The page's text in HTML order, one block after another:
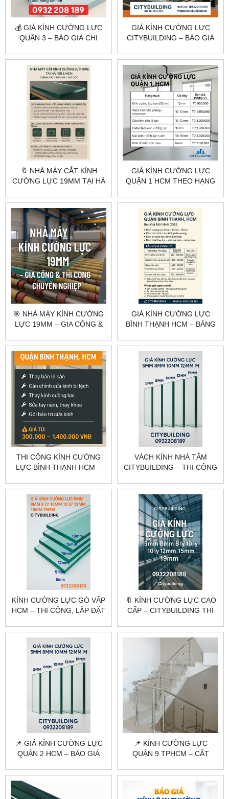
💰 GIÁ KÍNH CƯỜNG LỰC
QUẬN 3 – BÁO GIÁ CHI
GIÁ KÍNH CƯỜNG LỰC
CITYBUILDING – BÁO GIÁ
TẾ
🔖 NHÀ MÁY CẮT KÍNH
CƯỜNG LỰC 19MM TẠI HÀ
NHANH – GIÁ GỐC
GIÁ KÍNH CƯỜNG LỰC
QUẬN 1 HCM THEO HẠNG
🎯 NHÀ MÁY KÍNH CƯỜNG
LỰC 19MM – GIA CÔNG &
NGHIỆP
GIÁ KÍNH CƯỜNG LỰC
BÌNH THẠNH HCM – BẢNG
CITYBUILDING
THI CÔNG KÍNH CƯỜNG
LỰC BÌNH THẠNH HCM –
ĐẶT CITYBUILDING
VÁCH KÍNH NHÀ TẮM
CITYBUILDING – THI CÔNG
LỰC CAO CẤP
KÍNH CƯỜNG LỰC GÒ VẤP
HCM – THI CÔNG, LẮP ĐẶT
CITYBUILDING
🔖 KÍNH CƯỜNG LỰC CAO
CẤP – CITYBUILDING THI
📌 GIÁ KÍNH CƯỜNG LỰC
QUẬN 2 HCM – BÁO GIÁ
NƠI
📌 KÍNH CƯỜNG LỰC
QUẬN 9 TPHCM – CẮT
TẠI CITYBUILDING